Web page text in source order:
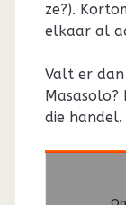
ze?).
elkaar al
Valt er
die handel.